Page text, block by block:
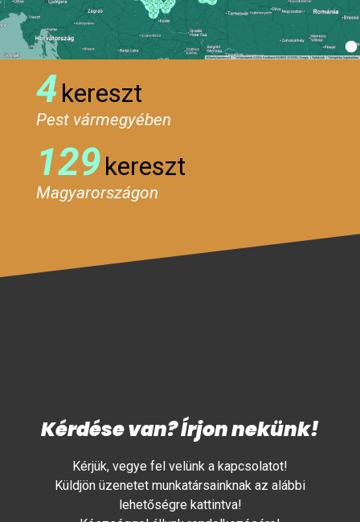
4kereszt
Pest vármegyében
129kereszt
Magyarországon
Kérdése van? Írjon nekünk!
Kérjük, vegye fel velünk a kapcsolatot!
Küldjön üzenetet munkatársainknak az alábbi
lehetőségre kattintva!